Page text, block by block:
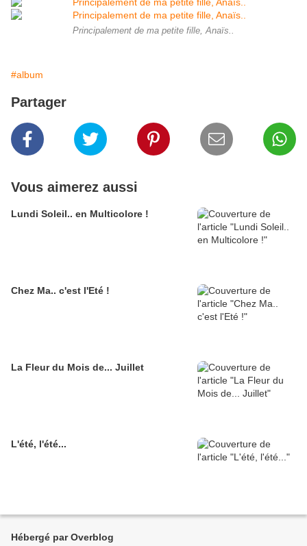
Principalement de ma petite fille, Anaïs..
#album
Partager
Vous aimerez aussi
Lundi Soleil.. en Multicolore !
Chez Ma.. c'est l'Eté !
La Fleur du Mois de... Juillet
L'été, l'été...
Hébergé par Overblog